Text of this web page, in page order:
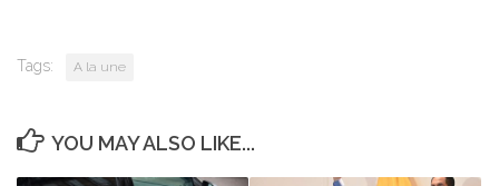
Tags: A la une
YOU MAY ALSO LIKE...